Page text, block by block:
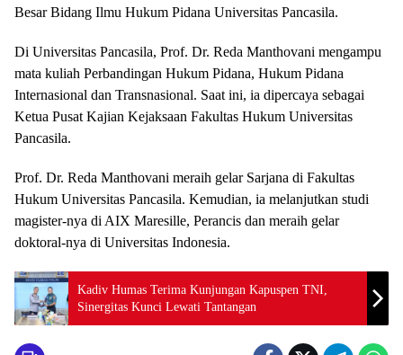
Besar Bidang Ilmu Hukum Pidana Universitas Pancasila.
Di Universitas Pancasila, Prof. Dr. Reda Manthovani mengampu
mata kuliah Perbandingan Hukum Pidana, Hukum Pidana
Internasional dan Transnasional. Saat ini, ia dipercaya sebagai
Ketua Pusat Kajian Kejaksaan Fakultas Hukum Universitas
Pancasila.
Prof. Dr. Reda Manthovani meraih gelar Sarjana di Fakultas
Hukum Universitas Pancasila. Kemudian, ia melanjutkan studi
magister-nya di AIX Maresille, Perancis dan meraih gelar
doktoral-nya di Universitas Indonesia.
Kadiv Humas Terima Kunjungan Kapuspen TNI,
Sinergitas Kunci Lewati Tantangan